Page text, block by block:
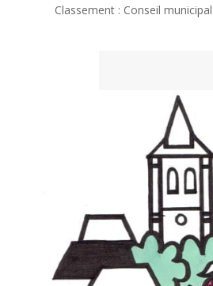
Classement : Conseil municipal